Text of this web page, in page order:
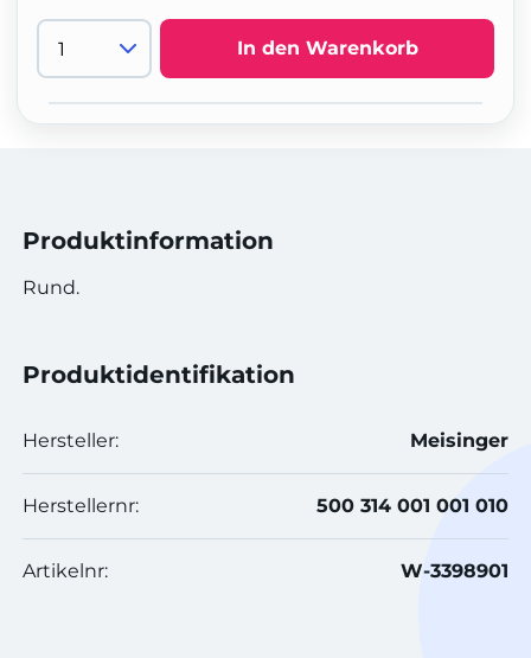
In den Warenkorb
Produktinformation
Rund.
Produktidentifikation
Hersteller: Meisinger
Herstellernr: 500 314 001 001 010
Artikelnr: W-3398901